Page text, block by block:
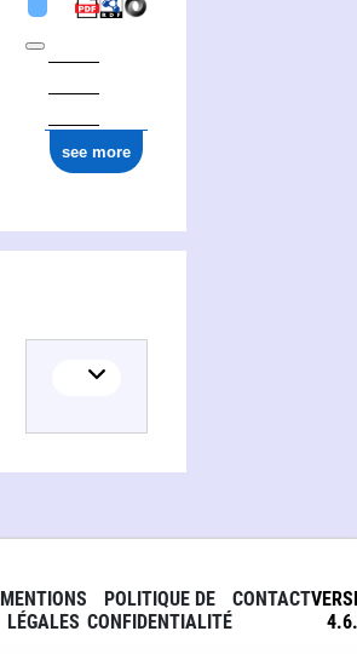
see more
MENTIONS
LÉGALES
POLITIQUE DE
CONFIDENTIALITÉ
CONTACT